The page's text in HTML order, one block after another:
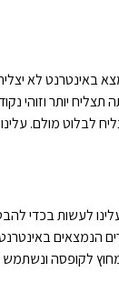
לא יצליח
תצליח יותר
לבלוט מולם.
לעשות בכדי
הנמצאים
לקופסה ונשתמש